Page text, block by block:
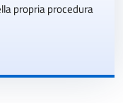
propria procedura